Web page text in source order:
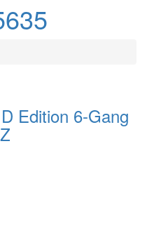
Edition 6-Gang